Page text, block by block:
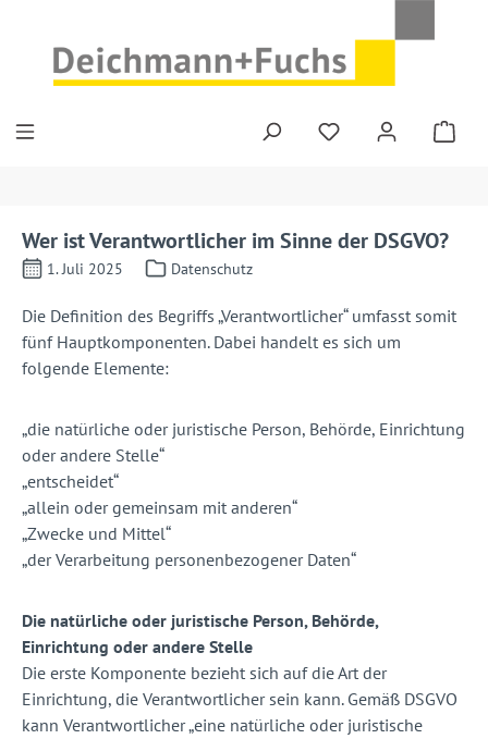
Wer ist Verantwortlicher im Sinne der DSGVO?
1. Juli 2025 Datenschutz
Die Definition des Begriffs „Verantwortlicher“ umfasst somit
fünf Hauptkomponenten. Dabei handelt es sich um
folgende Elemente:
„die natürliche oder juristische Person, Behörde, Einrichtung
oder andere Stelle“
­„entscheidet“
­„allein oder gemeinsam mit anderen“
­„Zwecke und Mittel“
­„der Verarbeitung personenbezogener Daten“
Die natürliche oder juristische Person, Behörde,
Einrichtung oder andere Stelle
Die erste Komponente bezieht sich auf die Art der
Einrichtung, die Verantwortlicher sein kann. Gemäß DSGVO
kann Verantwortlicher „eine natürliche oder juristische